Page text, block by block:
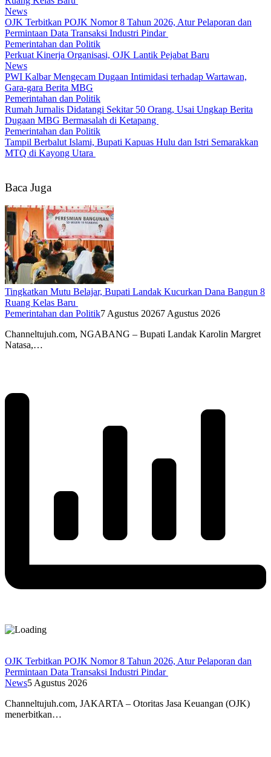
News
OJK Terbitkan POJK Nomor 8 Tahun 2026, Atur Pelaporan dan
Permintaan Data Transaksi Industri Pindar
Pemerintahan dan Politik
Perkuat Kinerja Organisasi, OJK Lantik Pejabat Baru
News
PWI Kalbar Mengecam Dugaan Intimidasi terhadap Wartawan,
Gara-gara Berita MBG
Pemerintahan dan Politik
Rumah Jurnalis Didatangi Sekitar 50 Orang, Usai Ungkap Berita
Dugaan MBG Bermasalah di Ketapang
Pemerintahan dan Politik
Tampil Berbalut Islami, Bupati Kapuas Hulu dan Istri Semarakkan
MTQ di Kayong Utara
Baca Juga
Tingkatkan Mutu Belajar, Bupati Landak Kucurkan Dana Bangun 8
Ruang Kelas Baru
Pemerintahan dan Politik7 Agustus 20267 Agustus 2026
Channeltujuh.com, NGABANG – Bupati Landak Karolin Margret
Natasa,…
OJK Terbitkan POJK Nomor 8 Tahun 2026, Atur Pelaporan dan
Permintaan Data Transaksi Industri Pindar
News5 Agustus 2026
Channeltujuh.com, JAKARTA – Otoritas Jasa Keuangan (OJK)
menerbitkan…